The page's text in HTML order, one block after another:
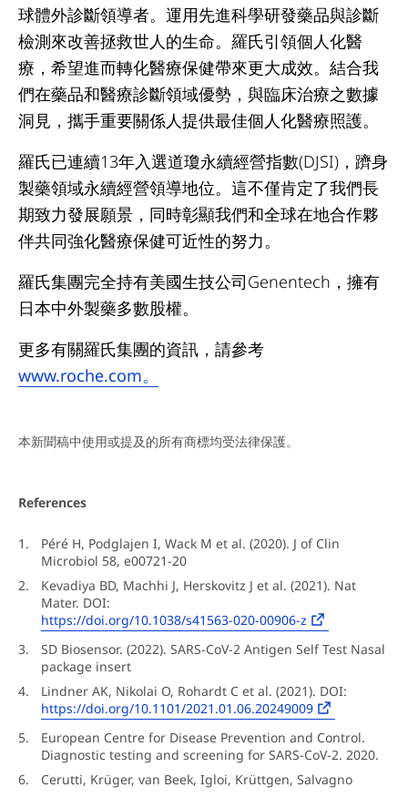
球體外診斷領導者。運用先進科學研發藥品與診斷
檢測來改善拯救世人的生命。羅氏引領個人化醫
療，希望進而轉化醫療保健帶來更大成效。結合我
們在藥品和醫療診斷領域優勢，與臨床治療之數據
洞見，攜手重要關係人提供最佳個人化醫療照護。
羅氏已連續13年入選道瓊永續經營指數(DJSI)，躋身
製藥領域永續經營領導地位。這不僅肯定了我們長
期致力發展願景，同時彰顯我們和全球在地合作夥
伴共同強化醫療保健可近性的努力。
羅氏集團完全持有美國生技公司Genentech，擁有
日本中外製藥多數股權。
更多有關羅氏集團的資訊，請參考
www.roche.com。
本新聞稿中使用或提及的所有商標均受法律保護。
References
Péré H, Podglajen I, Wack M et al. (2020). J of Clin
Microbiol 58, e00721-20
Kevadiya BD, Machhi J, Herskovitz J et al. (2021). Nat
Mater. DOI:
https://doi.org/10.1038/s41563-020-00906-z
SD Biosensor. (2022). SARS-CoV-2 Antigen Self Test Nasal
package insert
Lindner AK, Nikolai O, Rohardt C et al. (2021). DOI:
https://doi.org/10.1101/2021.01.06.20249009
European Centre for Disease Prevention and Control.
Diagnostic testing and screening for SARS-CoV-2. 2020.
Cerutti, Krüger, van Beek, Igloi, Krüttgen, Salvagno